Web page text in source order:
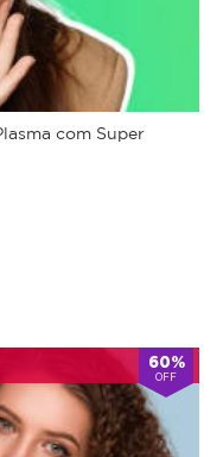
com Super
60%
OFF